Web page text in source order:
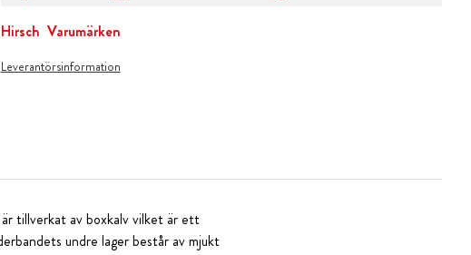
Hirsch Varumärken
Leverantörsinformation
tillverkat av boxkalv vilket är ett
undre lager består av mjukt